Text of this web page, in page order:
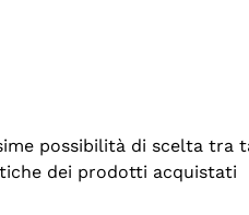
possibilità di scelta tra
dei prodotti acquistati